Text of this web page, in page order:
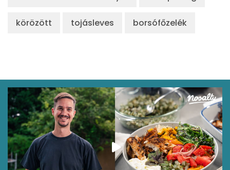
körözött tojásleves borsófőzelék